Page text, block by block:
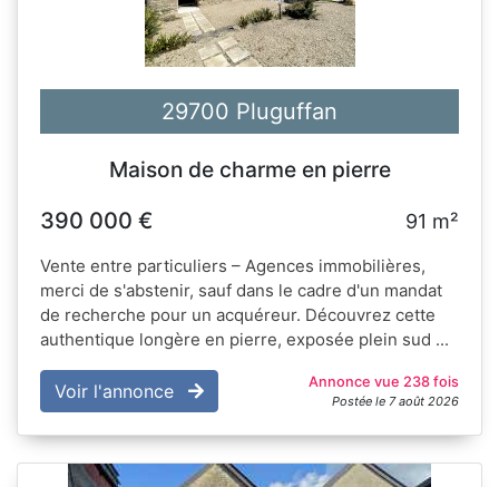
29700 Pluguffan
Maison de charme en pierre
390 000 €
91 m²
Vente entre particuliers – Agences immobilières,
merci de s'abstenir, sauf dans le cadre d'un mandat
de recherche pour un acquéreur. Découvrez cette
authentique longère en pierre, exposée plein sud ...
Voir l'annonce Annonce vue 238 fois
Postée le 7 août 2026